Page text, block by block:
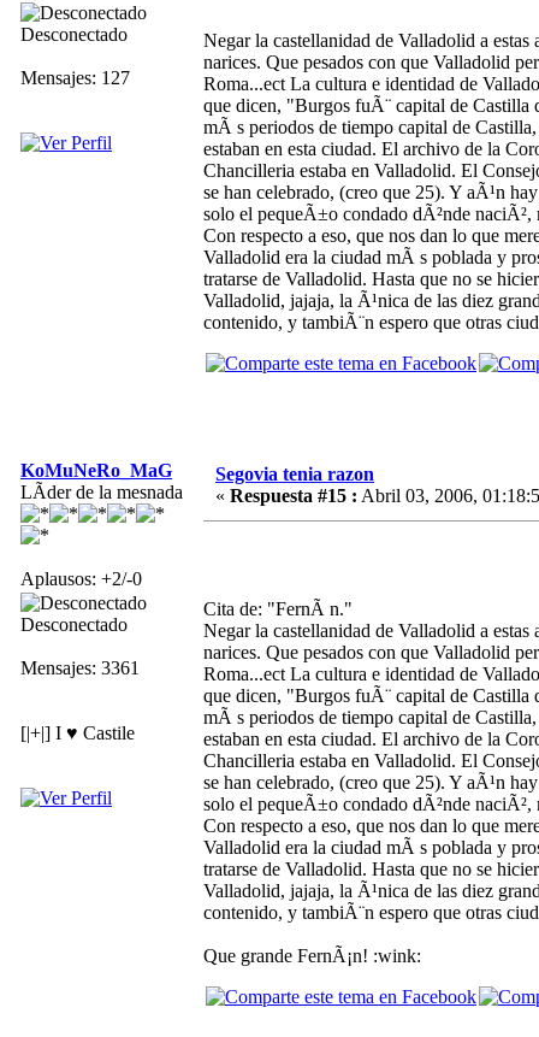
Desconectado
Mensajes: 127
Negar la castellanidad de Valladolid a estas
narices. Que pesados con que Valladolid
Roma...ect La cultura e identidad de
que dicen, "Burgos fuÃ¨ capital de Castilla
mÃ s periodos de tiempo capital de
estaban en esta ciudad. El archivo de la
Chancilleria estaba en Valladolid. El
se han celebrado, (creo que 25). Y aÃ¹n
solo el pequeÃ±o condado dÃ²nde naciÃ²,
Con respecto a eso, que nos dan lo que
Valladolid era la ciudad mÃ s poblada y
tratarse de Valladolid. Hasta que no se
Valladolid, jajaja, la Ã¹nica de las diez
contenido, y tambiÃ¨n espero que otras
KoMuNeRo_MaG
LÃ­der de la mesnada
Aplausos: +2/-0
Desconectado
Mensajes: 3361
[|+|] I ♥ Castile
Segovia tenia razon
« Respuesta #15 : Abril 03, 2006,
Cita de: "FernÃ n."
Negar la castellanidad de Valladolid a estas
narices. Que pesados con que Valladolid
Roma...ect La cultura e identidad de
que dicen, "Burgos fuÃ¨ capital de Castilla
mÃ s periodos de tiempo capital de
estaban en esta ciudad. El archivo de la
Chancilleria estaba en Valladolid. El
se han celebrado, (creo que 25). Y aÃ¹n
solo el pequeÃ±o condado dÃ²nde naciÃ²,
Con respecto a eso, que nos dan lo que
Valladolid era la ciudad mÃ s poblada y
tratarse de Valladolid. Hasta que no se
Valladolid, jajaja, la Ã¹nica de las diez
contenido, y tambiÃ¨n espero que otras
Que grande FernÃ¡n! :wink: